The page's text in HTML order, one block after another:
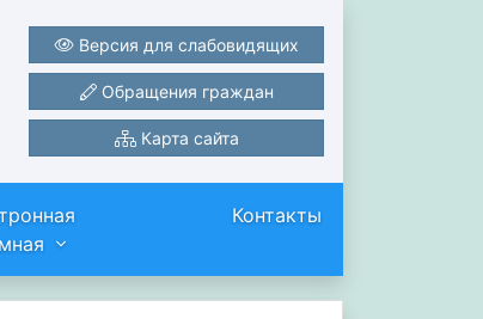
Версия для слабовидящих
Обращения граждан
Карта сайта
Контакты